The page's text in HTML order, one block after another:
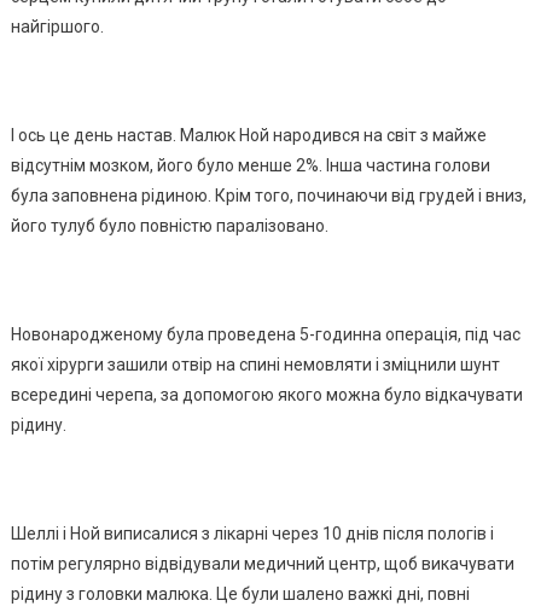
найгіршого.
І ось це день настав. Малюк Ной народився на світ з майже
відсутнім мозком, його було менше 2%. Інша частина голови
була заповнена рідиною. Крім того, починаючи від грудей і вниз,
його тулуб було повністю паралізовано.
Новонародженому була проведена 5-годинна операція, під час
якої хірурги зашили отвір на спині немовляти і зміцнили шунт
всередині черепа, за допомогою якого можна було відкачувати
рідину.
Шеллі і Ной виписалися з лікарні через 10 днів після пологів і
потім регулярно відвідували медичний центр, щоб викачувати
рідину з головки малюка. Це були шалено важкі дні, повні